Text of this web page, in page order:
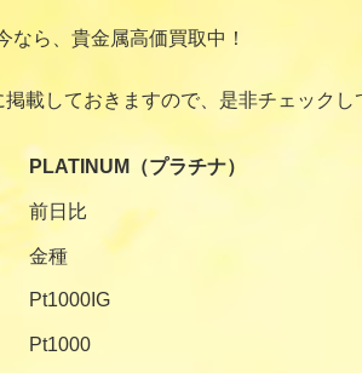
なら、貴金属高価買取中！
載しておきますので、是非チェック
PLATINUM（プラチナ）
前日比
金種
Pt1000IG
Pt1000